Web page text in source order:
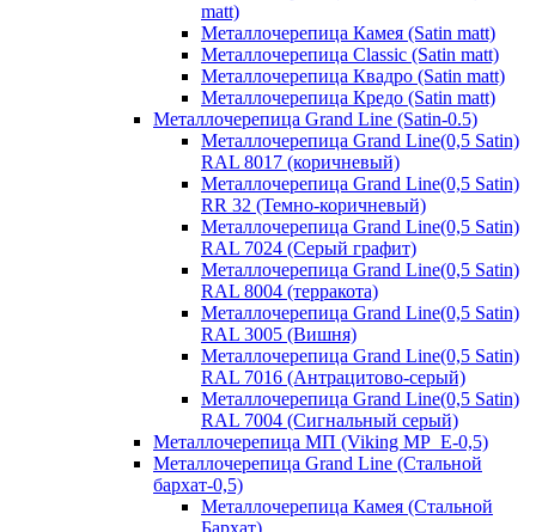
matt)
Металлочерепица Камея (Satin matt)
Металлочерепица Classic (Satin matt)
Металлочерепица Квадро (Satin matt)
Металлочерепица Кредо (Satin matt)
Металлочерепица Grand Line (Satin-0.5)
Металлочерепица Grand Line(0,5 Satin)
RAL 8017 (коричневый)
Металлочерепица Grand Line(0,5 Satin)
RR 32 (Темно-коричневый)
Металлочерепица Grand Line(0,5 Satin)
RAL 7024 (Серый графит)
Металлочерепица Grand Line(0,5 Satin)
RAL 8004 (терракота)
Металлочерепица Grand Line(0,5 Satin)
RAL 3005 (Вишня)
Металлочерепица Grand Line(0,5 Satin)
RAL 7016 (Антрацитово-серый)
Металлочерепица Grand Line(0,5 Satin)
RAL 7004 (Сигнальный серый)
Металлочерепица МП (Viking MP_E-0,5)
Металлочерепица Grand Line (Стальной
бархат-0,5)
Металлочерепица Камея (Стальной
Бархат)